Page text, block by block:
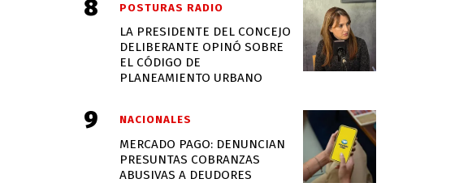
LA PRESIDENTE DEL CONCEJO
DELIBERANTE OPINÓ SOBRE
EL CÓDIGO DE
PLANEAMIENTO URBANO
POSTURAS RADIO
MERCADO PAGO: DENUNCIAN
PRESUNTAS COBRANZAS
ABUSIVAS A DEUDORES
NACIONALES